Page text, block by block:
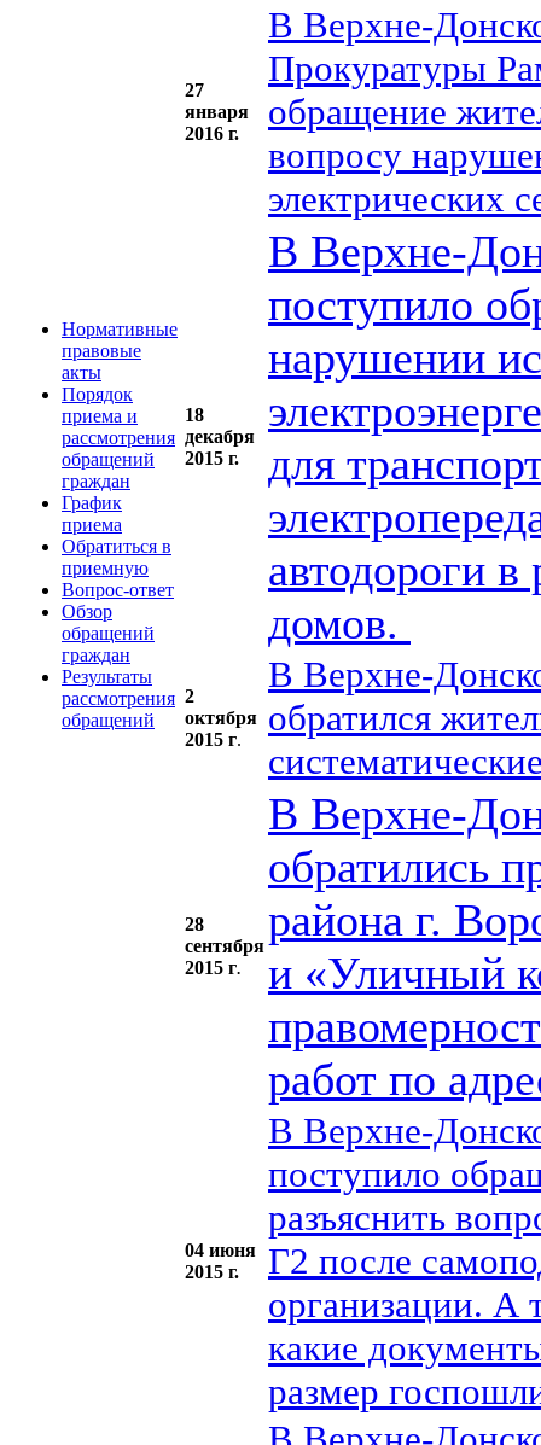
Нормативные
правовые
акты
Порядок
приема и
рассмотрения
обращений
граждан
График
приема
Обратиться в
приемную
Вопрос-ответ
Обзор
обращений
граждан
Результаты
рассмотрения
обращений
27
января
2016 г.
В Верхне-
Прокуратуры
обращение
вопросу
электрических
18
декабря
2015 г.
В Верхне-
поступило
нарушении
для
автодороги
домов.
2
октября
2015 г.
В Верхне-
обратился
28
сентября
2015 г.
В Верхне-
обратились
района г.
и «Уличный
работ по
04 июня
2015 г.
В Верхне-
поступило
разъяснить
Г2 после
организации. А
какие
размер